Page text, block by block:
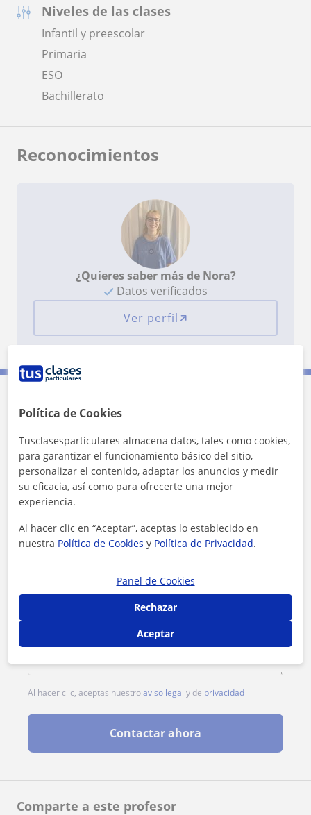
Comparte a este profesor
Niveles de las clases
Infantil y preescolar
Primaria
ESO
Bachillerato
Reconocimientos
¿Quieres saber más de Nora?
Datos verificados
Ver perfil
Contacta con Nora
Tarifa 13€/h
Al hacer clic, aceptas nuestroaviso legal y de privacidad
Contactar ahora
Política de Cookies
Tusclasesparticulares almacena datos, tales como cookies,
para garantizar el funcionamiento básico del sitio,
personalizar el contenido, adaptar los anuncios y medir
su eficacia, así como para ofrecerte una mejor
experiencia.
Al hacer clic en “Aceptar”, aceptas lo establecido en
nuestra Política de Cookies y Política de Privacidad.
Panel de Cookies
Rechazar
Aceptar